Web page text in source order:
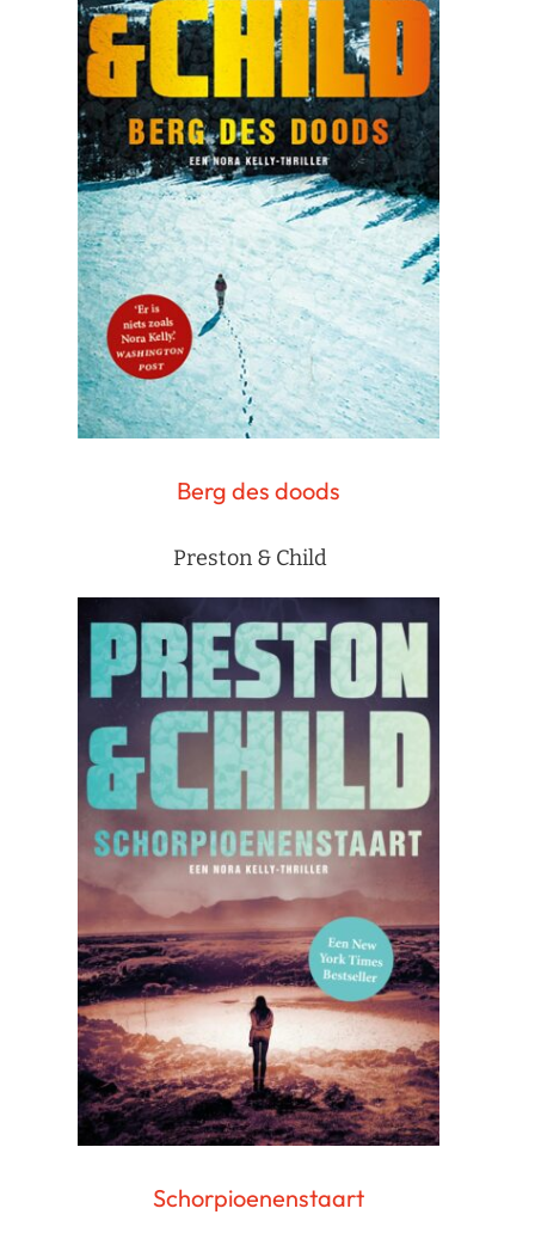
Berg des doods
Preston & Child
Schorpioenenstaart